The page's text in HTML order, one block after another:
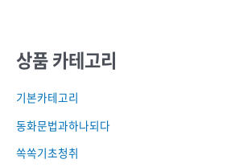
상품 카테고리
기본카테고리
동화문법과하나되다
쏙쏙기초청취